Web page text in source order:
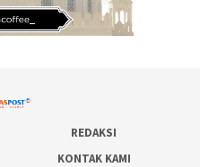
REDAKSI
KONTAK KAMI